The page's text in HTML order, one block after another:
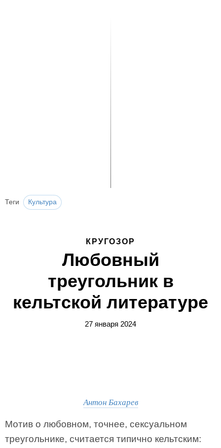
Теги Культура
КРУГОЗОР
Любовный
треугольник в
кельтской литературе
27 января 2024
Антон Бахарев
Мотив о любовном, точнее, сексуальном
треугольнике, считается типично кельтским: